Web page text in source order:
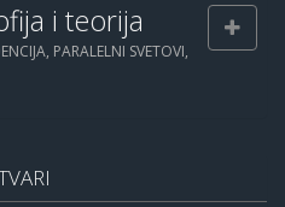
i teorija
PARALELNI SVETOVI,